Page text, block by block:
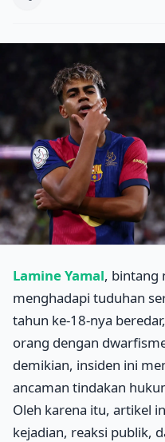
Lamine Yamal, bintang
menghadapi tuduhan
tahun ke-18-nya
orang dengan
demikian, insiden ini
ancaman tindakan
Oleh karena itu, artikel
kejadian, reaksi publik,